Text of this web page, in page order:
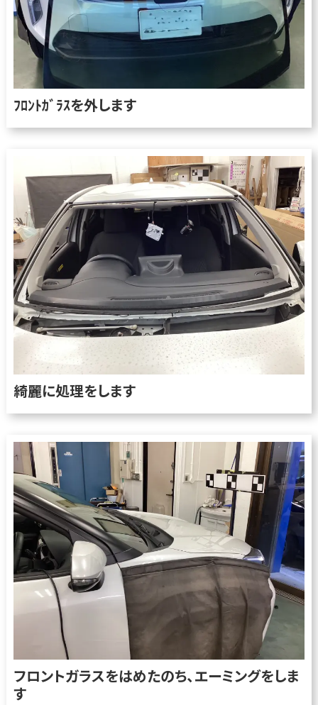
ﾌﾛﾝﾄｶﾞﾗｽを外します
綺麗に処理をします
フロントガラスをはめたのち、エーミングをしま
す